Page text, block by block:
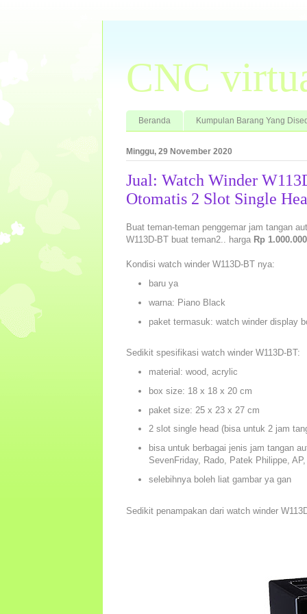
CNC
Beranda Kumpulan Barang Yang
Minggu, 29 November 2020
Jual: Watch Winder
Otomatis 2 Slot Single
Buat teman-teman penggemar jam tangan
W113D-BT buat teman2.. harga Rp
Kondisi watch winder W113D-BT nya:
baru ya
warna: Piano Black
paket termasuk: watch winder display
Sedikit spesifikasi watch winder W113D-BT:
material: wood, acrylic
box size: 18 x 18 x 20 cm
paket size: 25 x 23 x 27 cm
2 slot single head (bisa untuk 2 jam
bisa untuk berbagai jenis jam tangan
SevenFriday, Rado, Patek Philippe,
selebihnya boleh liat gambar ya gan
Sedikit penampakan dari watch winder